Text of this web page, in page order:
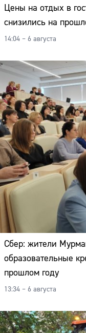
Цены на отдых в
снизились на
14:04 – 6 августа
Сбер: жители
образовательные
прошлом году
13:34 – 6 августа